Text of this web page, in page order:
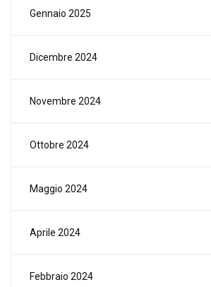
Gennaio 2025
Dicembre 2024
Novembre 2024
Ottobre 2024
Maggio 2024
Aprile 2024
Febbraio 2024